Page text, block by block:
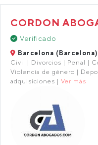
CORDON
Verificado
Barcelona (Barcelona)
Civil | Divorcios | Penal |
Violencia de género |
adquisiciones | Ver más